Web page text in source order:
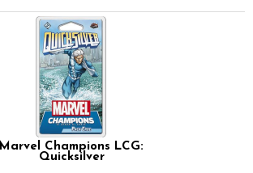
Marvel Champions LCG:
Quicksilver